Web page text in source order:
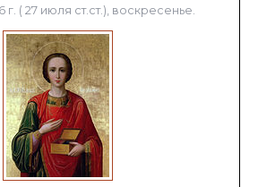
г. ( 27 июля ст.ст.), воскресенье.